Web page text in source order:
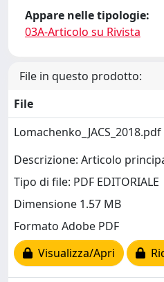
Appare nelle tipologie:
03A-Articolo su Rivista
File in questo prodotto:
File
Lomachenko_JACS_2018.pdf
Descrizione: Articolo
Tipo di file: PDF EDITORIALE
Dimensione 1.57 MB
Formato Adobe PDF
Visualizza/Apri